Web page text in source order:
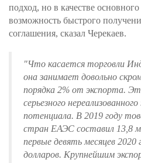
подход, но в качестве
возможность быстрого
соглашения, сказал Черекаев.
"Что касается торговли
она занимает довольно
порядка 2% от экспорта.
серьезного
потенциала. В 2019 году
стран ЕАЭС составил 13,8
первые девять месяцев 2020
долларов. Крупнейшим